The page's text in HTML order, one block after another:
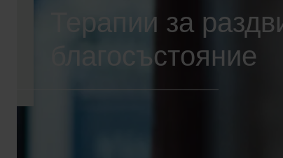
Терапии за
благосъстояние